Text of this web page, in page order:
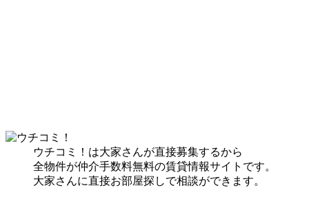
ウチコミ！は大家さんが直接募集するから
全物件が仲介手数料無料の賃貸情報サイトです。
大家さんに直接お部屋探しで相談ができます。